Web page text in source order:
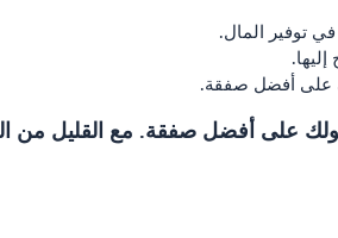
توفير المال.
على أفضل صفقة.
على أفضل صفقة. مع القليل من